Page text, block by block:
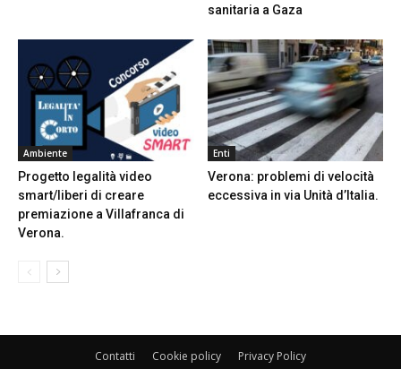
sanitaria a Gaza
Ambiente
Progetto legalità video
smart/liberi di creare
premiazione a Villafranca di
Verona.
Enti
Verona: problemi di velocità
eccessiva in via Unità d’Italia.
Contatti Cookie policy Privacy Policy